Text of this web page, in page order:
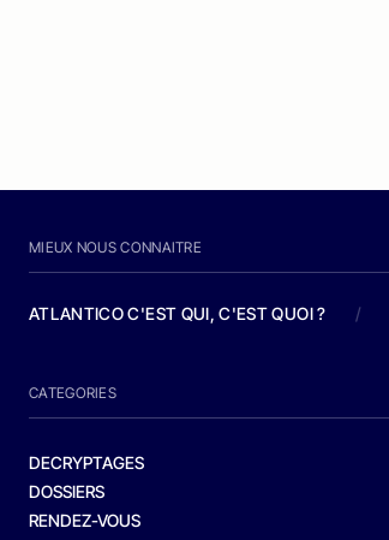
MIEUX NOUS CONNAITRE
ATLANTICO C'EST QUI, C'EST QUOI ? /
CATEGORIES
DECRYPTAGES
DOSSIERS
RENDEZ-VOUS